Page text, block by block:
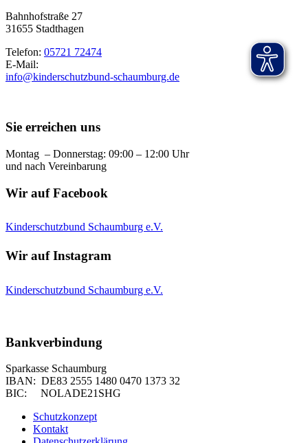
Bahnhofstraße 27
31655 Stadthagen
Telefon: 05721 72474
E-Mail:
info@kinderschutzbund-schaumburg.de
Sie erreichen uns
Montag – Donnerstag: 09:00 – 12:00 Uhr
und nach Vereinbarung
Wir auf Facebook
Kinderschutzbund Schaumburg e.V.
Wir auf Instagram
Kinderschutzbund Schaumburg e.V.
Bankverbindung
Sparkasse Schaumburg
IBAN: DE83 2555 1480 0470 1373 32
BIC: NOLADE21SHG
Schutzkonzept
Kontakt